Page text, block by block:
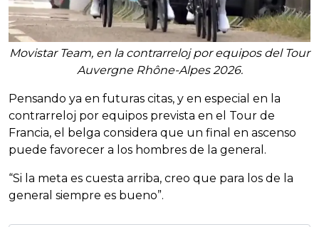
Movistar Team, en la contrarreloj por equipos del Tour
Auvergne Rhône-Alpes 2026.
Pensando ya en futuras citas, y en especial en la
contrarreloj por equipos prevista en el Tour de
Francia, el belga considera que un final en ascenso
puede favorecer a los hombres de la general.
“Si la meta es cuesta arriba, creo que para los de la
general siempre es bueno”.